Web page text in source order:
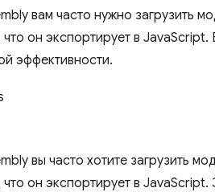
вам часто нужно загрузить
что он экспортирует в
эффективности.
вы часто хотите загрузить
что он экспортирует в